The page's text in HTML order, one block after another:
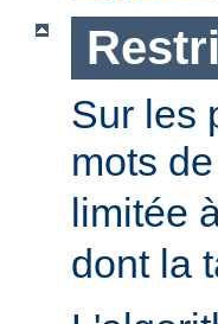
Sur les
mots
limitée
dont la